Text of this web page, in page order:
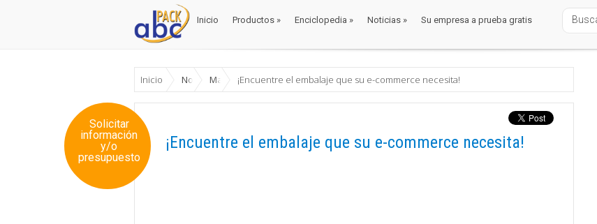
Inicio Productos » Enciclopedia » Noticias » Su empresa a prueba gratis
Inicio NoticiasMateriales¡Encuentre el embalaje que su e-commerce necesita!
Solicitar
información
y/o
presupuesto
¡Encuentre el embalaje que su e-commerce necesita!